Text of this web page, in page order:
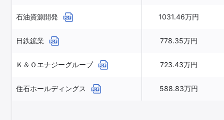
石油資源開発 1031.46万円
日鉄鉱業 778.35万円
Ｋ＆Ｏエナジーグループ 723.43万円
住石ホールディングス 588.83万円